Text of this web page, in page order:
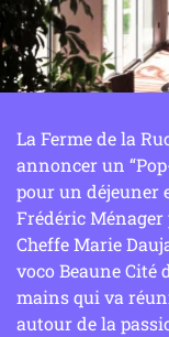
La Ferme de la
annoncer un
pour un déjeuner
Frédéric
Cheffe Marie
voco Beaune Cité
mains qui va
autour de la